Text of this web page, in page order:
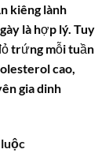
kiênglành
là hợp lý. Tuy
trứng mỗi tuần
cao,
giadinh